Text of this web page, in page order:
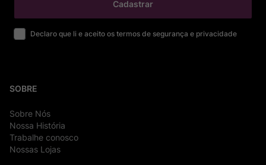
Cadastrar
Declaro que li e aceito os termos de segurança e privacidade
SOBRE
Sobre Nós
Nossa História
Trabalhe conosco
Nossas Lojas